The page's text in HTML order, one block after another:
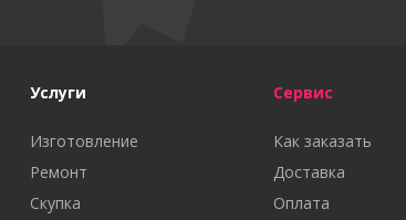
Услуги
Изготовление
Ремонт
Скупка
Сервис
Как заказать
Доставка
Оплата